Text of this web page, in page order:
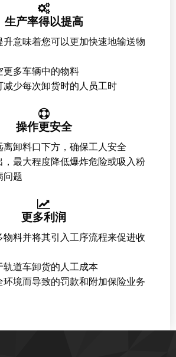
生产率得以提高
升意味着您可以更加快速地输送物
更多车辆中的物料
减少每次卸货时的人员工时
操作更安全
离卸料口下方，确保工人安全
，最大程度降低爆炸危险或吸入粉
问题
更多利润
物料并将其引入工序流程来促进收
轨道车卸货的人工成本
环境而导致的罚款和附加保险业务